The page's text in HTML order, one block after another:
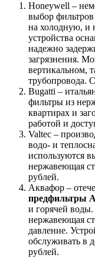
Honeywell –
выбор
на холодную, и
устройства
надежно
загрязнения.
вертикальном,
трубопровода.
Bugatti –
фильтры из
квартирах и
работой и
Valtec –
водо- и
используются
нержавеющая
рублей.
Аквафор –
предфильтры
и горячей воды.
нержавеющая
давление.
обслуживать в
рублей.